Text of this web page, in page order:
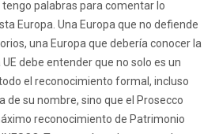
tengo palabras para comentar lo
Europa. Una Europa que no defiende
una Europa que debería conocer la
debe entender que no solo es un
el reconocimiento formal, incluso
de su nombre, sino que el Prosecco
reconocimiento de Patrimonio